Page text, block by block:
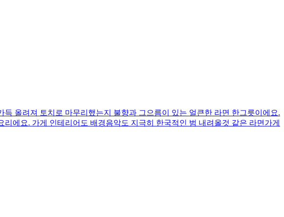
올려져 토치로 마무리했는지 불향과 그으름이 있는 얼큰한 라면 한그릇이에요.
에요. 가게 인테리어도 배경음악도 지극히 한국적인 범 내려올것 같은 라면가게